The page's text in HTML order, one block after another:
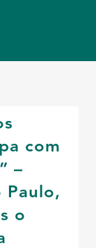
com
–
Paulo,
o